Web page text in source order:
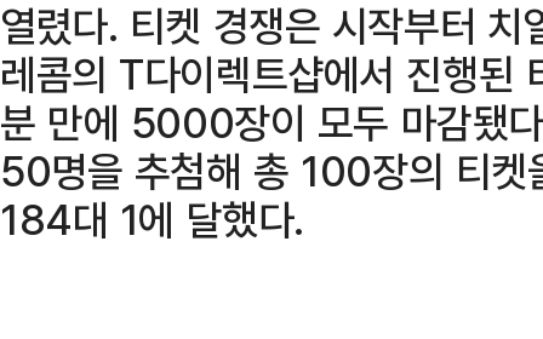
열렸다. 티켓 경쟁은 시작부터
레콤의 T다이렉트샵에서 진행
분 만에 5000장이 모두 마감됐
50명을 추첨해 총 100장의 티켓
184대 1에 달했다.